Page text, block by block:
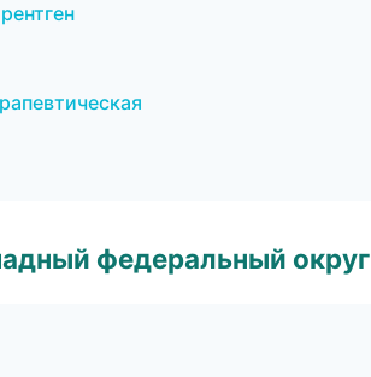
федеральный округ